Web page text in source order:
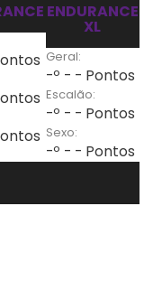
ENDURANCE
XL
Geral:
-º - - Pontos
Escalão:
-º - - Pontos
Sexo:
-º - - Pontos